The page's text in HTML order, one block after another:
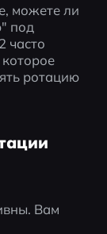
можете ли
под
часто
ротацию
Вам